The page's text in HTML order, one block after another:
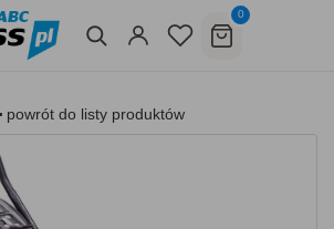
0
powrót do listy produktów